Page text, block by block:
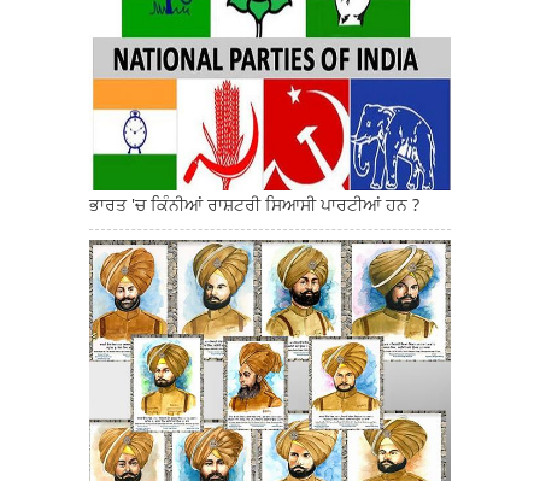
ਭਾਰਤ 'ਚ ਕਿੰਨੀਆਂ ਰਾਸ਼ਟਰੀ ਸਿਆਸੀ ਪਾਰਟੀਆਂ ਹਨ ?